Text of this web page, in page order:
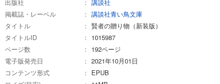
出版社
講談社
掲載誌・レーベル
講談社青い鳥文庫
タイトル
賢者の贈り物（新装版）
タイトルID
1015987
ページ数
192ページ
電子版発売日
2021年10月01日
コンテンツ形式
EPUB